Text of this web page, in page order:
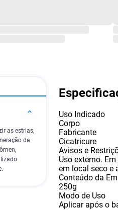
as estrias,
da
Uso Indicado
Corpo
Fabricante
Cicatricure
Avisos e
Uso externo.
em local seco e
Conteúdo da
250g
Modo de Uso
Aplicar após o